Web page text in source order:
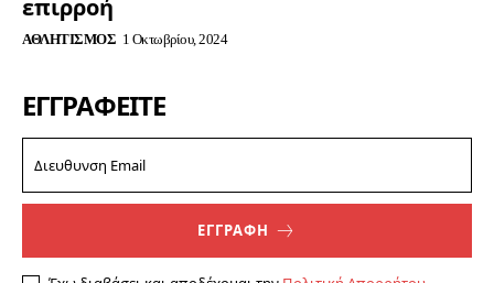
επιρροή
ΑΘΛΗΤΙΣΜΌΣ 1 Οκτωβρίου, 2024
ΕΓΓΡΑΦΕΊΤΕ
ΕΓΓΡΑΦΗ